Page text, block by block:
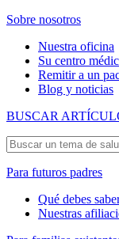
Sobre nosotros
Nuestra oficina
Su centro
Remitir a un
Blog y noticias
BUSCAR
Para futuros padres
Qué debes
Nuestras